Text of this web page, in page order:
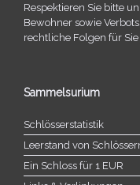
Respektieren Sie bitte
Bewohner sowie
recht­li­che Folgen für Sie
Sammelsurium
Schlösserstatistik
Leerstand von
Ein Schloss für 1 EUR